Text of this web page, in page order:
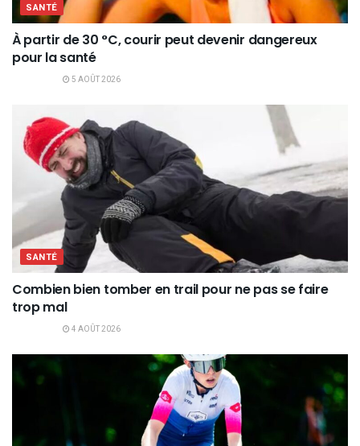
SANTÉ
À partir de 30 °C, courir peut devenir dangereux
pour la santé
5 AOÛT 2026
SANTÉ
Combien bien tomber en trail pour ne pas se faire
trop mal
4 AOÛT 2026